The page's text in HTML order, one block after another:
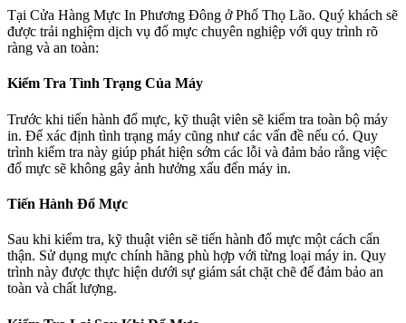
Tại Cửa Hàng Mực In Phương Đông ở Phố Thọ Lão. Quý khách sẽ
được trải nghiệm dịch vụ đổ mực chuyên nghiệp với quy trình rõ
ràng và an toàn:
Kiểm Tra Tình Trạng Của Máy
Trước khi tiến hành đổ mực, kỹ thuật viên sẽ kiểm tra toàn bộ máy
in. Để xác định tình trạng máy cũng như các vấn đề nếu có. Quy
trình kiểm tra này giúp phát hiện sớm các lỗi và đảm bảo rằng việc
đổ mực sẽ không gây ảnh hưởng xấu đến máy in.
Tiến Hành Đổ Mực
Sau khi kiểm tra, kỹ thuật viên sẽ tiến hành đổ mực một cách cẩn
thận. Sử dụng mực chính hãng phù hợp với từng loại máy in. Quy
trình này được thực hiện dưới sự giám sát chặt chẽ để đảm bảo an
toàn và chất lượng.